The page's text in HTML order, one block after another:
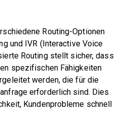
Routing-Optionen
und IVR (Interactive Voice
Routing stellt sicher, dass
spezifischen Fähigkeiten
werden, die für die
erforderlich sind. Dies
Kundenprobleme schnell